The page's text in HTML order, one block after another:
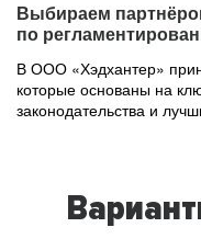
Выбираем
по
В ООО «Хэдхантер»
которые основаны на
законодательства и